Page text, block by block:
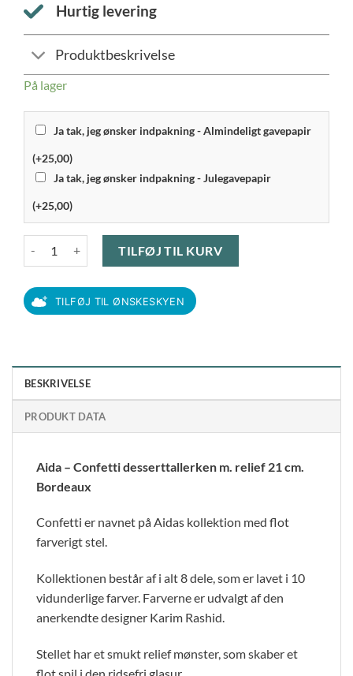
Hurtig levering
Produktbeskrivelse
På lager
Ja tak, jeg ønsker indpakning - Almindeligt gavepapir
(+25,00)
Ja tak, jeg ønsker indpakning - Julegavepapir
(+25,00)
TILFØJ TIL KURV
TILFØJ TIL ØNSKESKYEN
BESKRIVELSE
PRODUKT DATA
Aida – Confetti desserttallerken m. relief 21 cm.
Bordeaux
Confetti er navnet på Aidas kollektion med flot
farverigt stel.
Kollektionen består af i alt 8 dele, som er lavet i 10
vidunderlige farver. Farverne er udvalgt af den
anerkendte designer Karim Rashid.
Stellet har et smukt relief mønster, som skaber et